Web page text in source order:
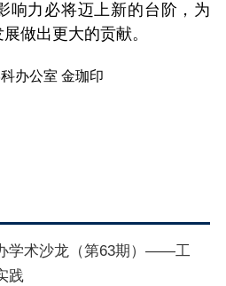
响力必将迈上新的台阶，为
做出更大的贡献。
办公室 金珈印
学术沙龙（第63期）——工
践